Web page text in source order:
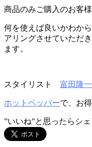
商品のみご購入のお客
何を使えば良いかわか
アリングさせていただ
ます。
スタイリスト 富田隆一
ホットペッパーで、お
”いいね”と思ったらシ